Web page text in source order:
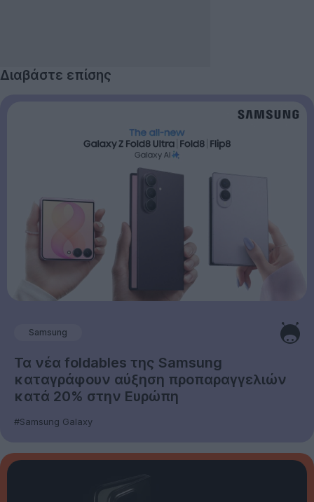
Διαβάστε επίσης
Samsung
Τα νέα foldables της Samsung
καταγράφουν αύξηση προπαραγγελιών
κατά 20% στην Ευρώπη
#Samsung Galaxy